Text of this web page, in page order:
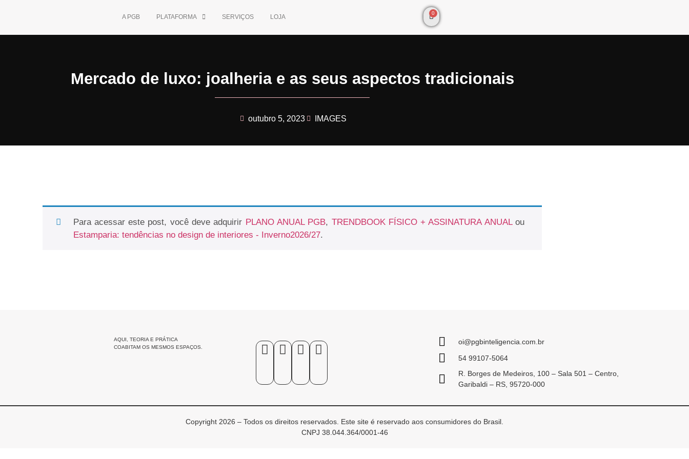
A PGB PLATAFORMA SERVIÇOS LOJA
0
Mercado de luxo: joalheria e as seus aspectos tradicionais
outubro 5, 2023 IMAGES
Para acessar este post, você deve adquirir PLANO ANUAL PGB, TRENDBOOK FÍSICO + ASSINATURA ANUALou
Estamparia: tendências no design de interiores - Inverno2026/27.
AQUI, TEORIA E PRÁTICA
COABITAM OS MESMOS ESPAÇOS.
oi@pgbinteligencia.com.br
54 99107-5064
R. Borges de Medeiros, 100 – Sala 501 – Centro,
Garibaldi – RS, 95720-000
Copyright 2026 – Todos os direitos reservados. Este site é reservado aos consumidores do Brasil.
CNPJ 38.044.364/0001-46